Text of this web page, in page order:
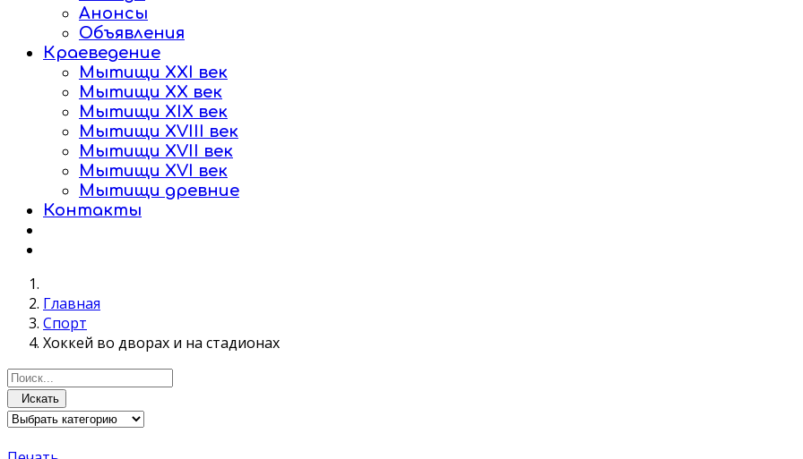
Анонсы
Объявления
Краеведение
Мытищи XXI век
Мытищи XX век
Мытищи XIX век
Мытищи XVIII век
Мытищи XVII век
Мытищи XVI век
Мытищи древние
Контакты
Главная
Спорт
Хоккей во дворах и на стадионах
Искать